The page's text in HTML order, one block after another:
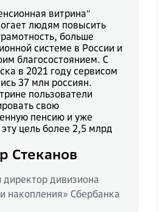
витрина″
людям повысить
больше
системе в России и
благосостоянием. С
в 2021 году сервисом
37 млн россиян.
пользователи
свою
пенсию и уже
цель более 2,5 млрд
Стеканов
дивизиона
накопления» Сбербанка